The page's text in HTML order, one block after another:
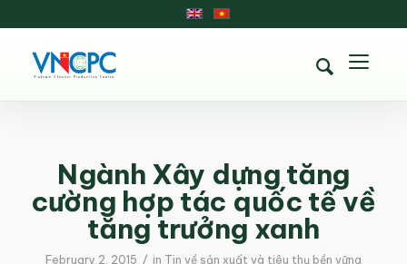
Ngành Xây dựng tăng
cường hợp tác quốc tế về
tăng trưởng xanh
February 2, 2015 / in Tin về sản xuất và tiêu thụ bền vững